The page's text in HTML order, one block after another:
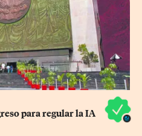
para regular la IA